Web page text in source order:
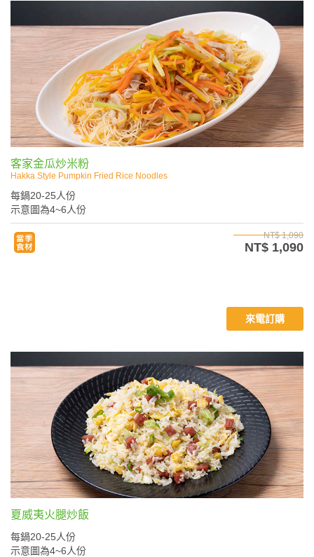
客家金瓜炒米粉
Hakka Style Pumpkin Fried Rice Noodles
每鍋20-25人份
示意圖為4~6人份
NT$ 1,090
NT$ 1,090
來電訂購
夏威夷火腿炒飯
每鍋20-25人份
示意圖為4~6人份